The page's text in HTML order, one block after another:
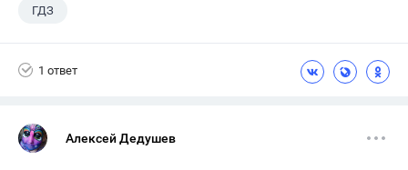
ГДЗ
1 ответ
Алексей Дедушев